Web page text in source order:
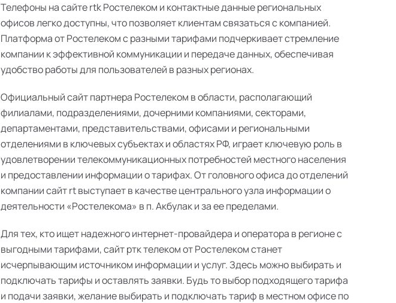
Телефоны на сайте rtk Ростелеком и контактные данные региональных
офисов легко доступны, что позволяет клиентам связаться с компанией.
Платформа от Ростелеком с разными тарифами подчеркивает стремление
компании к эффективной коммуникации и передаче данных, обеспечивая
удобство работы для пользователей в разных регионах.
Официальный сайт партнера Ростелеком в области, располагающий
филиалами, подразделениями, дочерними компаниями, секторами,
департаментами, представительствами, офисами и региональными
отделениями в ключевых субъектах и областях РФ, играет ключевую роль в
удовлетворении телекоммуникационных потребностей местного населения
и предоставлении информации о тарифах. От головного офиса до отделений
компании сайт rt выступает в качестве центрального узла информации о
деятельности «Ростелекома» в п. Акбулак и за ее пределами.
Для тех, кто ищет надежного интернет-провайдера и оператора в регионе с
выгодными тарифами, сайт ртк телеком от Ростелеком станет
исчерпывающим источником информации и услуг. Здесь можно выбирать и
подключать тарифы и оставлять заявки. Будь то выбор подходящего тарифа
и подачи заявки, желание выбирать и подключать тариф в местном офисе по